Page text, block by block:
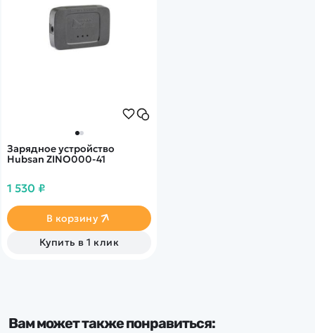
Зарядное устройство
Hubsan ZINO000-41
1 530 ₽
В корзину
Купить в 1 клик
Вам может также понравиться: